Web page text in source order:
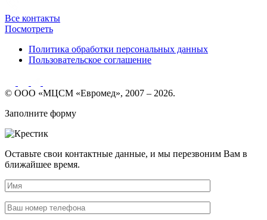
Все контакты
Посмотреть
Политика обработки персональных данных
Пользовательское соглашение
© ООО «МЦСМ «Евромед», 2007 – 2026.
Заполните форму
Оставьте свои контактные данные, и мы перезвоним Вам в
ближайшее время.